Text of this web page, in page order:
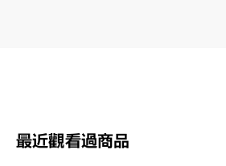
最近觀看過商品